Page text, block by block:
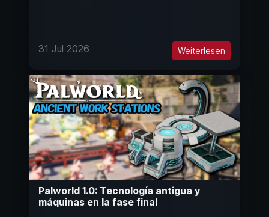
31 Jul 2026 Weiterlesen
Palworld 1.0: Tecnología antigua y
máquinas en la fase final